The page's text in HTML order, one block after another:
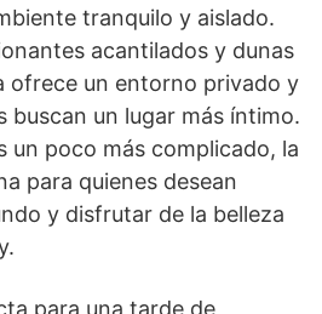
tranquilo y aislado.
acantilados y dunas
ofrece un entorno privado y
buscan un lugar más íntimo.
un poco más complicado, la
para quienes desean
y disfrutar de la belleza